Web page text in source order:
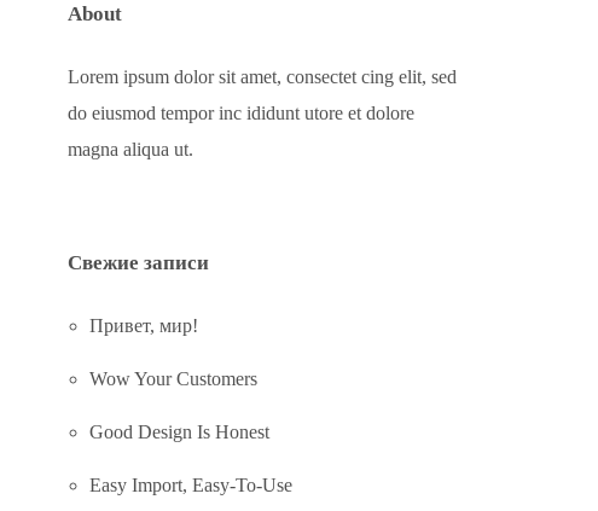
About
Lorem ipsum dolor sit amet, consectet cing elit, sed
do eiusmod tempor inc ididunt utore et dolore
magna aliqua ut.
Свежие записи
Привет, мир!
Wow Your Customers
Good Design Is Honest
Easy Import, Easy-To-Use